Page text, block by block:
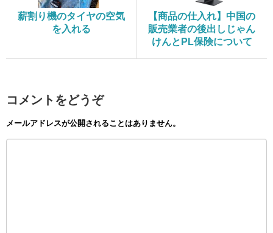
薪割り機のタイヤの空気
を入れる
【商品の仕入れ】中国の
販売業者の後出しじゃん
けんとPL保険について
コメントをどうぞ
メールアドレスが公開されることはありません。